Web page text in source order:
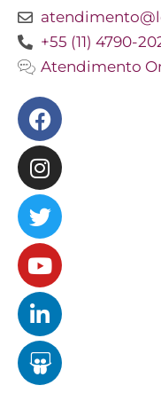
+55 (11) 4790-
Atendimento
Facebook
Instagram
Twitter
Youtube
Linkedin
Slideshare